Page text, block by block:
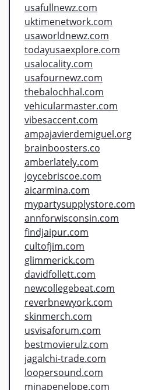
usafullnewz.com
uktimenetwork.com
usaworldnewz.com
todayusaexplore.com
usalocality.com
usafournewz.com
thebalochhal.com
vehicularmaster.com
vibesaccent.com
ampajavierdemiguel.org
brainboosters.co
amberlately.com
joycebriscoe.com
aicarmina.com
mypartysupplystore.com
annforwisconsin.com
findjaipur.com
cultofjim.com
glimmerick.com
davidfollett.com
newcollegebeat.com
reverbnewyork.com
skinmerch.com
usvisaforum.com
bestmovierulz.com
jagalchi-trade.com
loopersound.com
minapenelope.com